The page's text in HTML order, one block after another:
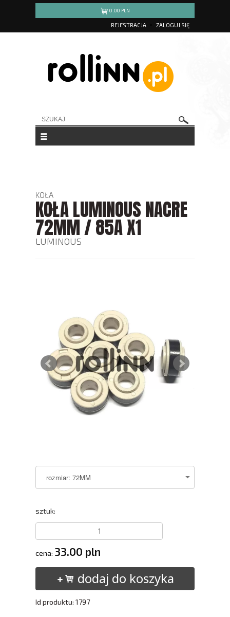
0.00 PLN
REJESTRACJA ZALOGUJ SIĘ
KOŁA
KOŁA LUMINOUS NACRE
72MM / 85A X1
LUMINOUS
sztuk:
cena: 33.00 pln
dodaj do koszyka
Id produktu: 1797